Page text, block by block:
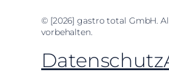
© [2026] gastro total GmbH.
vorbehalten.
Datenschutz